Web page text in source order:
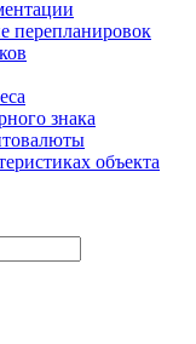
перепланировок
знака
объекта